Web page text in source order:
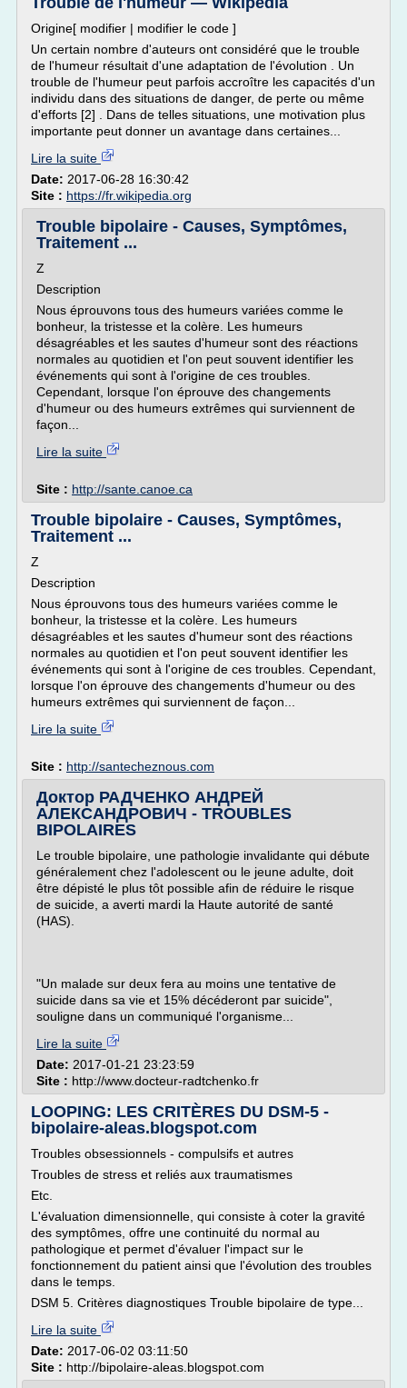
Origine[ modifier | modifier le code ]
Un certain nombre d'auteurs ont considéré que le trouble
de l'humeur résultait d'une adaptation de l'évolution . Un
trouble de l'humeur peut parfois accroître les capacités d'un
individu dans des situations de danger, de perte ou même
d'efforts [2] . Dans de telles situations, une motivation plus
importante peut donner un avantage dans certaines...
Lire la suite
Date: 2017-06-28 16:30:42
Site : https://fr.wikipedia.org
Trouble bipolaire - Causes, Symptômes,
Traitement ...
Z
Description
Nous éprouvons tous des humeurs variées comme le
bonheur, la tristesse et la colère. Les humeurs
désagréables et les sautes d'humeur sont des réactions
normales au quotidien et l'on peut souvent identifier les
événements qui sont à l'origine de ces troubles.
Cependant, lorsque l'on éprouve des changements
d'humeur ou des humeurs extrêmes qui surviennent de
façon...
Lire la suite
Site : http://sante.canoe.ca
Trouble bipolaire - Causes, Symptômes,
Traitement ...
Z
Description
Nous éprouvons tous des humeurs variées comme le
bonheur, la tristesse et la colère. Les humeurs
désagréables et les sautes d'humeur sont des réactions
normales au quotidien et l'on peut souvent identifier les
événements qui sont à l'origine de ces troubles. Cependant,
lorsque l'on éprouve des changements d'humeur ou des
humeurs extrêmes qui surviennent de façon...
Lire la suite
Site : http://santecheznous.com
Доктор РАДЧЕНКО АНДРЕЙ
АЛЕКСАНДРОВИЧ - TROUBLES
BIPOLAIRES
Le trouble bipolaire, une pathologie invalidante qui débute
généralement chez l'adolescent ou le jeune adulte, doit
être dépisté le plus tôt possible afin de réduire le risque
de suicide, a averti mardi la Haute autorité de santé
(HAS).
"Un malade sur deux fera au moins une tentative de
suicide dans sa vie et 15% décéderont par suicide",
souligne dans un communiqué l'organisme...
Lire la suite
Date: 2017-01-21 23:23:59
Site : http://www.docteur-radtchenko.fr
LOOPING: LES CRITÈRES DU DSM-5 -
bipolaire-aleas.blogspot.com
Troubles obsessionnels - compulsifs et autres
Troubles de stress et reliés aux traumatismes
Etc.
L'évaluation dimensionnelle, qui consiste à coter la gravité
des symptômes, offre une continuité du normal au
pathologique et permet d'évaluer l'impact sur le
fonctionnement du patient ainsi que l'évolution des troubles
dans le temps.
DSM 5. Critères diagnostiques Trouble bipolaire de type...
Lire la suite
Date: 2017-06-02 03:11:50
Site : http://bipolaire-aleas.blogspot.com